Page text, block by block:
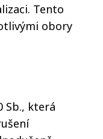
Tento
obory
Sb., která